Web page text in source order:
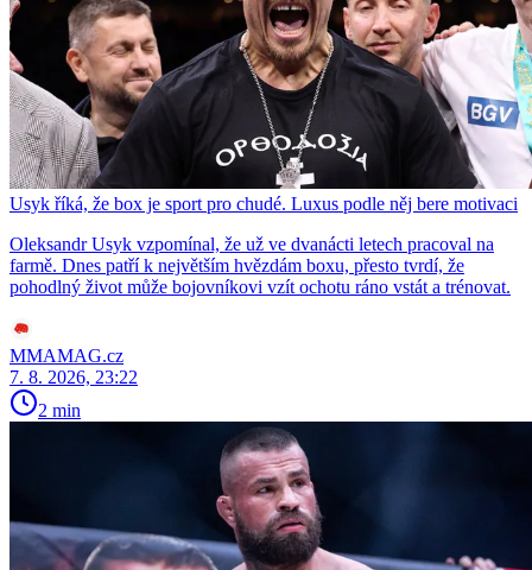
Usyk říká, že box je sport pro chudé. Luxus podle něj bere motivaci
Oleksandr Usyk vzpomínal, že už ve dvanácti letech pracoval na
farmě. Dnes patří k největším hvězdám boxu, přesto tvrdí, že
pohodlný život může bojovníkovi vzít ochotu ráno vstát a trénovat.
MMAMAG.cz
7. 8. 2026, 23:22
2 min